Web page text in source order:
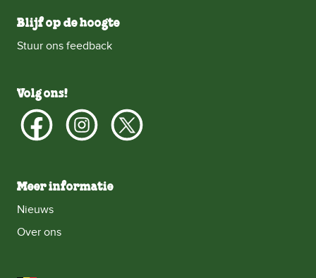
Blijf op de hoogte
Stuur ons feedback
Volg ons!
Meer informatie
Nieuws
Over ons